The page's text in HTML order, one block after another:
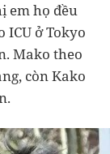
em họ đều
ICU ở Tokyo
Mako theo
còn Kako